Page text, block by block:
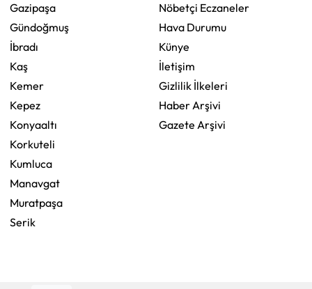
Gazipaşa
Gündoğmuş
İbradı
Kaş
Kemer
Kepez
Konyaaltı
Korkuteli
Kumluca
Manavgat
Muratpaşa
Serik
Nöbetçi Eczaneler
Hava Durumu
Künye
İletişim
Gizlilik İlkeleri
Haber Arşivi
Gazete Arşivi